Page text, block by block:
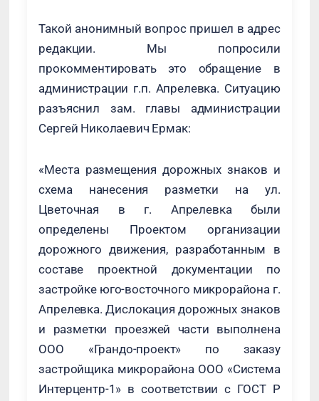
Такой анонимный вопрос пришел в адрес
редакции. Мы попросили
прокомментировать это обращение в
администрации г.п. Апрелевка. Ситуацию
разъяснил зам. главы администрации
Сергей Николаевич Ермак:
«Места размещения дорожных знаков и
схема нанесения разметки на ул.
Цветочная в г. Апрелевка были
определены Проектом организации
дорожного движения, разработанным в
составе проектной документации по
застройке юго-восточного микрорайона г.
Апрелевка. Дислокация дорожных знаков
и разметки проезжей части выполнена
ООО «Грандо-проект» по заказу
застройщика микрорайона ООО «Система
Интерцентр-1» в соответствии с ГОСТ Р